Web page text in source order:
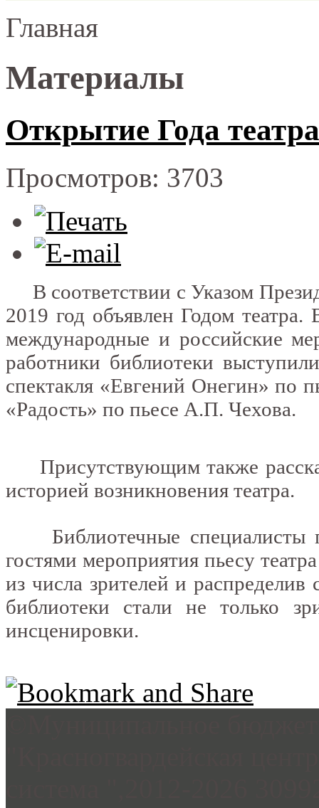
Главная
Материалы
Открытие Года
Просмотров: 3703
В соответствии с Указом
2019 год объявлен Годом
международные и российские
работники библиотеки
спектакля «Евгений Онегин» по
«Радость» по пьесе А.П. Чехова.
Присутствующим также
историей возникновения театра.
Библиотечные специалисты
гостями мероприятия пьесу
из числа зрителей и
библиотеки стали не только
инсценировки.